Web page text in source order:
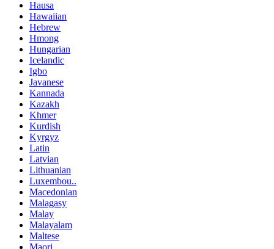
Hausa
Hawaiian
Hebrew
Hmong
Hungarian
Icelandic
Igbo
Javanese
Kannada
Kazakh
Khmer
Kurdish
Kyrgyz
Latin
Latvian
Lithuanian
Luxembou..
Macedonian
Malagasy
Malay
Malayalam
Maltese